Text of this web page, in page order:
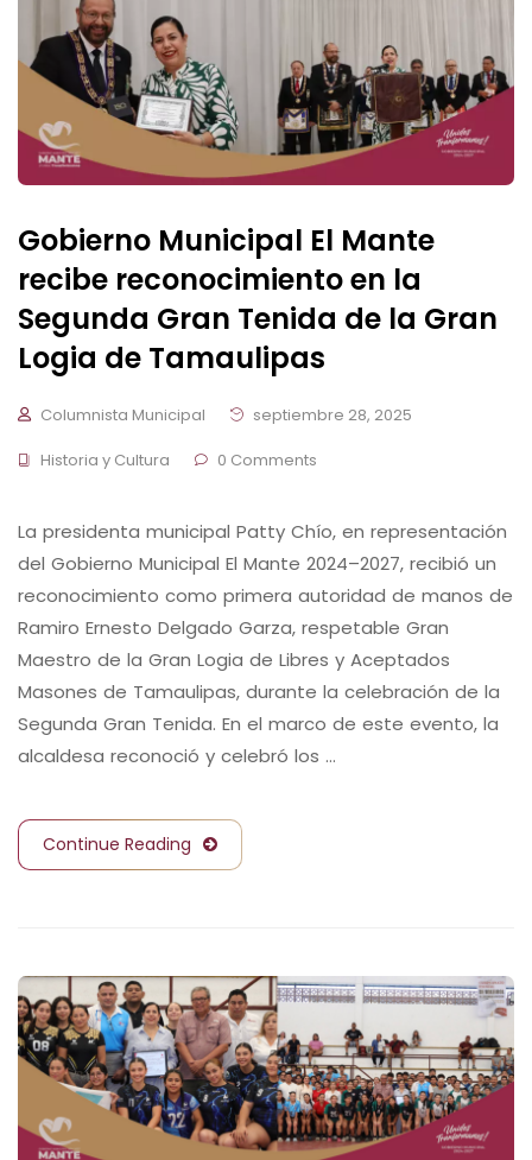
Gobierno Municipal El Mante
recibe reconocimiento en la
Segunda Gran Tenida de la Gran
Logia de Tamaulipas
Columnista Municipal
septiembre 28, 2025
Historia y Cultura
0 Comments
La presidenta municipal Patty Chío, en representación
del Gobierno Municipal El Mante 2024–2027, recibió un
reconocimiento como primera autoridad de manos de
Ramiro Ernesto Delgado Garza, respetable Gran
Maestro de la Gran Logia de Libres y Aceptados
Masones de Tamaulipas, durante la celebración de la
Segunda Gran Tenida. En el marco de este evento, la
alcaldesa reconoció y celebró los …
Continue Reading